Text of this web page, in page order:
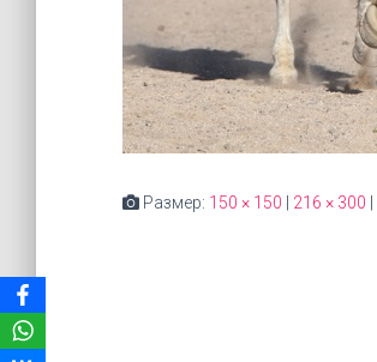
Размер: 150 × 150 216 × 300